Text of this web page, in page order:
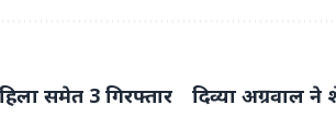
समेत 3 गिरफ्तार
दिव्या अग्रवाल ने